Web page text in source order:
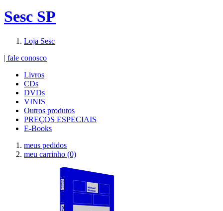
Sesc SP
Loja Sesc
| fale conosco
Livros
CDs
DVDs
VINIS
Outros produtos
PREÇOS ESPECIAIS
E-Books
meus pedidos
meu carrinho (0)